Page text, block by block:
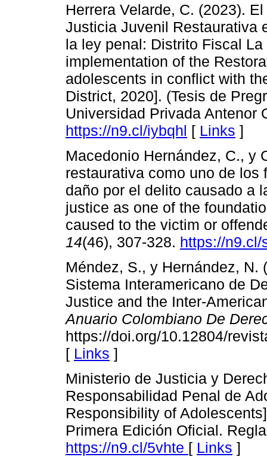
Herrera Velarde, C. (2023).
Justicia Juvenil Restaurativa
la ley penal: Distrito Fiscal
implementation of the
adolescents in conflict with
District, 2020]. (Tesis de
Universidad Privada Antenor
https://n9.cl/iybqhl [ Links ]
Macedonio Hernández, C., y
restaurativa como uno de los
daño por el delito causado a
justice as one of the
caused to the victim or
14(46), 307-328. https://
Méndez, S., y Hernández,
Sistema Interamericano de
Justice and the Inter-
Anuario Colombiano De
https://doi.org/10.12804/
[ Links ]
Ministerio de Justicia y
Responsabilidad Penal de
Responsibility of
Primera Edición Oficial.
https://n9.cl/5vhte [ Links ]